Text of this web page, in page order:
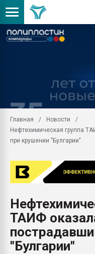
Главная
Новости
Нефтехимическая группа
при крушении "Булгарии"
ТАИФ
"Булгарии"